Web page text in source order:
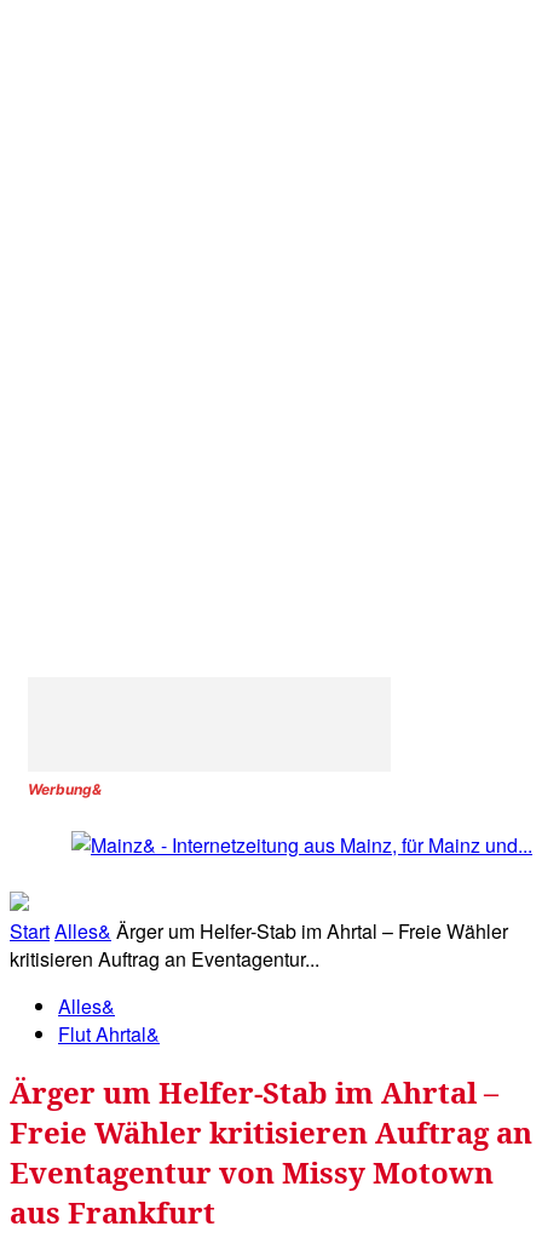
Werbung&
StartAlles& Ärger um Helfer-Stab im Ahrtal – Freie Wähler
kritisieren Auftrag an Eventagentur...
Alles&
Flut Ahrtal&
Ärger um Helfer-Stab im Ahrtal –
Freie Wähler kritisieren Auftrag an
Eventagentur von Missy Motown
aus Frankfurt